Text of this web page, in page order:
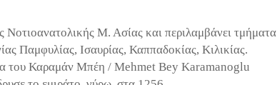
Νοτιοανατολικής Μ. Ασίας και περιλαμβάνει τμήματα
Παμφυλίας, Ισαυρίας, Καππαδοκίας, Κιλικίας.
του Καραμάν Μπέη / Mehmet Bey Karamanoglu